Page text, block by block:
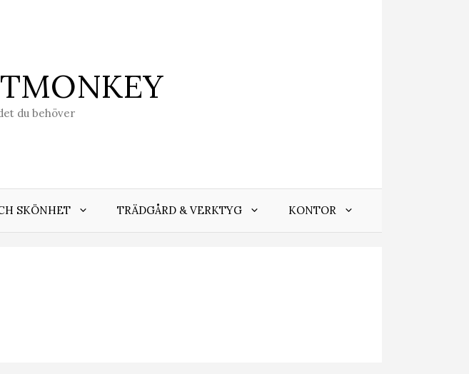
du behöver
SKÖNHET TRÄDGÅRD & VERKTYG KONTOR